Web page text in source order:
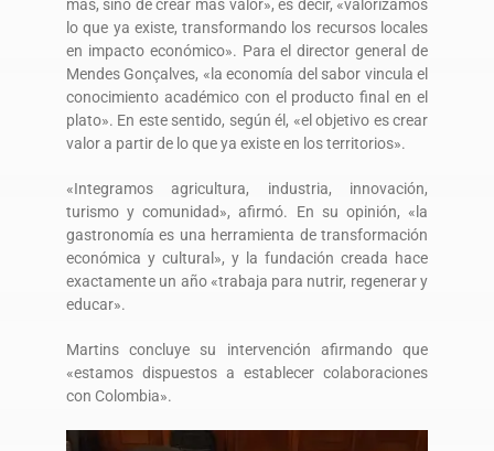
más, sino de crear más valor», es decir, «valorizamos
lo que ya existe, transformando los recursos locales
en impacto económico». Para el director general de
Mendes Gonçalves, «la economía del sabor vincula el
conocimiento académico con el producto final en el
plato». En este sentido, según él, «el objetivo es crear
valor a partir de lo que ya existe en los territorios».
«Integramos agricultura, industria, innovación,
turismo y comunidad», afirmó. En su opinión, «la
gastronomía es una herramienta de transformación
económica y cultural», y la fundación creada hace
exactamente un año «trabaja para nutrir, regenerar y
educar».
Martins concluye su intervención afirmando que
«estamos dispuestos a establecer colaboraciones
con Colombia».